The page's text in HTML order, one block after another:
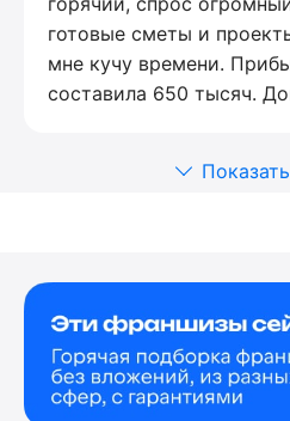
готовые сметы и
мне кучу времени.
составила 650 тысяч.